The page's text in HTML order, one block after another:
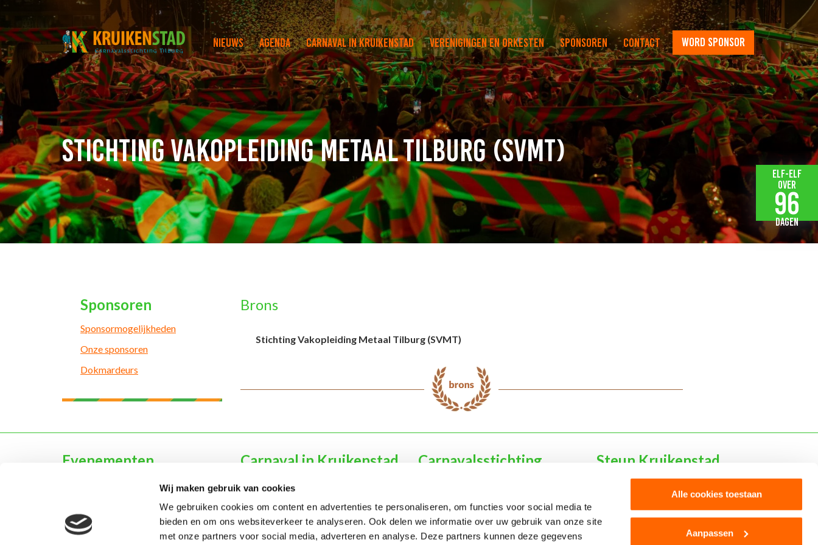
Wij maken gebruik van cookies
We gebruiken cookies om content en advertenties te personaliseren, om functies voor social media te
bieden en om ons websiteverkeer te analyseren. Ook delen we informatie over uw gebruik van onze site
met onze partners voor social media, adverteren en analyse. Deze partners kunnen deze gegevens
Alle cookies toestaan
Aanpassen
Nieuws Agenda Carnaval in Kruikenstad Verenigingen en orkesten Sponsoren Contact word sponsor
Stichting Vakopleiding Metaal Tilburg (SVMT)
Sponsoren
Sponsormogelijkheden
Onze sponsoren
Dokmardeurs
Brons
Stichting Vakopleiding Metaal Tilburg (SVMT)
Elf-elf
over
96
dagen
Evenementen
Webshop & Kòrtjes
Inschrijven voor evenementen
Carnaval in Kruikenstad
Typisch Kruikenstad
Jeugd & scholen
Geschiedenis Kruikenstad
Carnavalsstichting
Verenigingen & orkesten
Contact
Steun Kruikenstad
Word Dokmardeur
Word sponsor